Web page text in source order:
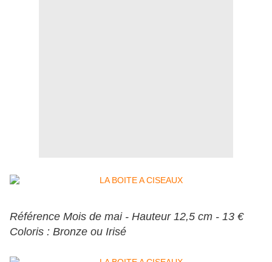
Référence Mois de mai - Hauteur 12,5 cm - 13 €
Coloris : Bronze ou Irisé